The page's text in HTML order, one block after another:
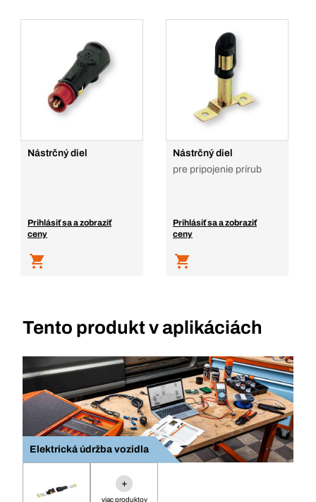
Nástrčný diel
Prihlásiť sa a zobraziť
ceny
Nástrčný diel
pre pripojenie prírub
Prihlásiť sa a zobraziť
ceny
Tento produkt v aplikáciách
Elektrická údržba vozidla
+
viac produktov